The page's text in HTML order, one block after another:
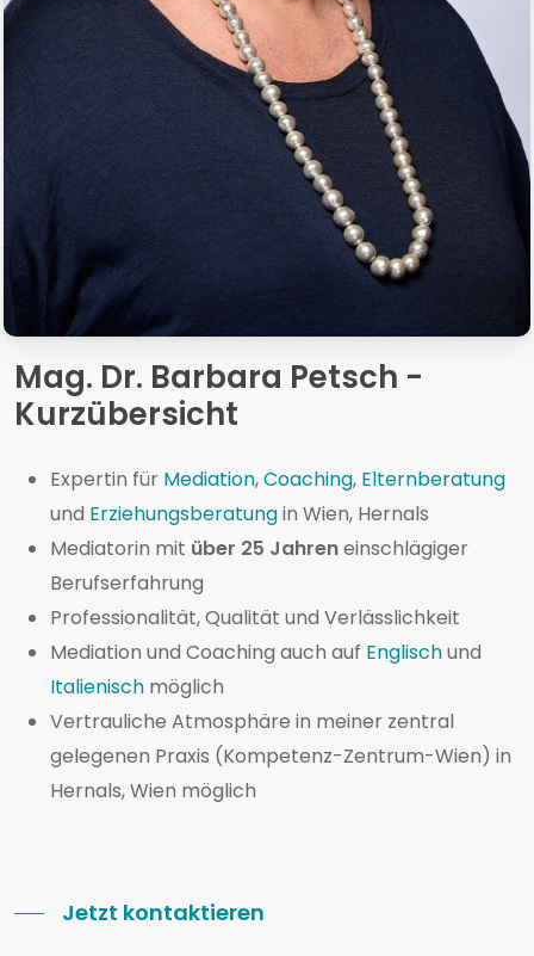
Mag. Dr. Barbara Petsch -
Kurzübersicht
Expertin für Mediation,Coaching, Elternberatung
und Erziehungsberatungin Wien, Hernals
Mediatorin mit über 25 Jahreneinschlägiger
Berufserfahrung
Professionalität, Qualität und Verlässlichkeit
Mediation und Coaching auch auf Englischund
Italienisch möglich
Vertrauliche Atmosphäre in meiner zentral
gelegenen Praxis (Kompetenz-Zentrum-Wien) in
Hernals, Wien möglich
Jetzt kontaktieren